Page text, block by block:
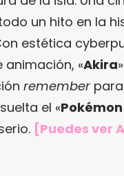
un hito en la
estética
animación, «Akira
remember
el «Pokémon
[Puedes ver